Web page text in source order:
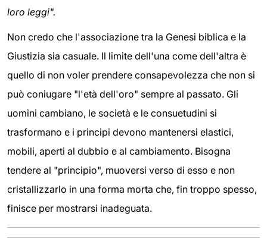
loro leggi".
Non credo che l'associazione tra la Genesi biblica e la
Giustizia sia casuale. Il limite dell'una come dell'altra è
quello di non voler prendere consapevolezza che non si
può coniugare "l'età dell'oro" sempre al passato. Gli
uomini cambiano, le società e le consuetudini si
trasformano e i principi devono mantenersi elastici,
mobili, aperti al dubbio e al cambiamento. Bisogna
tendere al "principio", muoversi verso di esso e non
cristallizzarlo in una forma morta che, fin troppo spesso,
finisce per mostrarsi inadeguata.